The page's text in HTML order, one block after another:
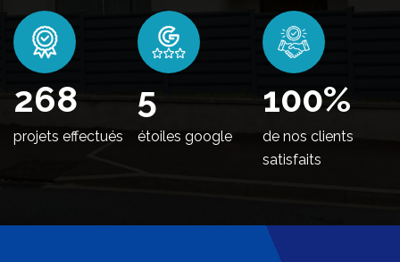
324
projets effectués
5
étoiles google
100%
de nos clients
satisfaits